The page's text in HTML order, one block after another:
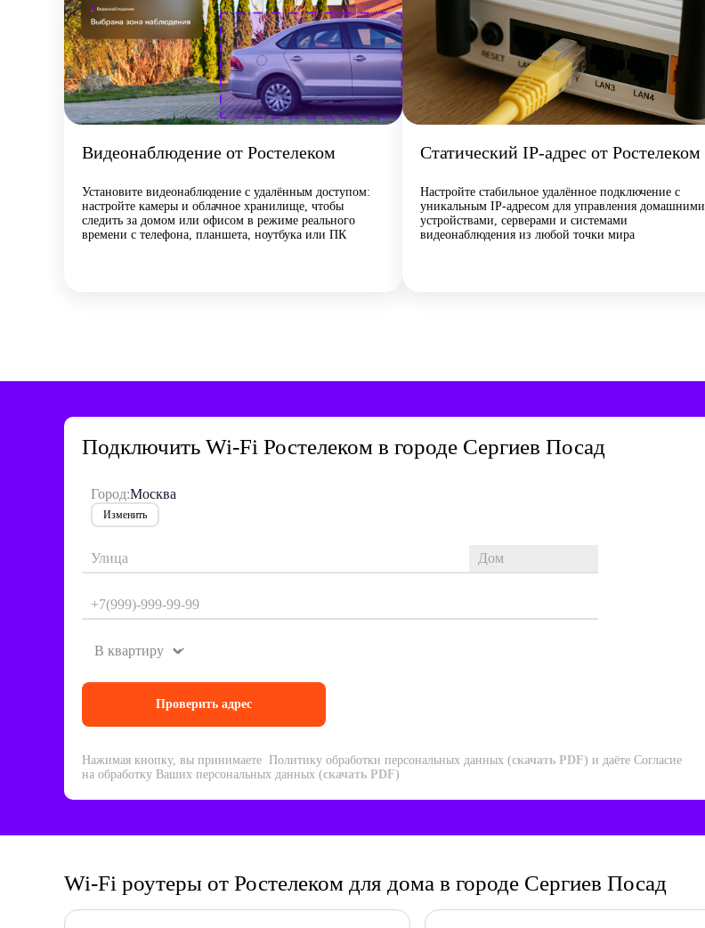
Видеонаблюдение от Ростелеком
Установите видеонаблюдение с удалённым доступом:
настройте камеры и облачное хранилище, чтобы
следить за домом или офисом в режиме реального
времени с телефона, планшета, ноутбука или ПК
Статический IP-адрес от Ростелеком
Настройте стабильное удалённое подключение с
уникальным IP-адресом для управления домашними
устройствами, серверами и системами
видеонаблюдения из любой точки мира
Подключить Wi-Fi Ростелеком в городе Сергиев Посад
Город:Москва
Изменить
Нажимая кнопку, вы принимаете Политику обработки персональных данных (скачать PDF) и даёте Согласие
на обработку Ваших персональных данных (скачать PDF)
Wi-Fi роутеры от Ростелеком для дома в городе Сергиев Посад